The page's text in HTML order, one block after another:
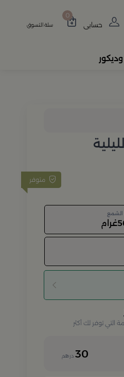
حسابي
0
سلة التسوق
متوفر
الشمع
التي توفر لك أكثر
30درهم